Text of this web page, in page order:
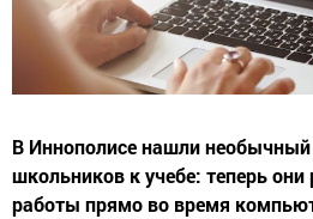
В Иннополисе нашли
школьников к учебе: теперь
работы прямо во время